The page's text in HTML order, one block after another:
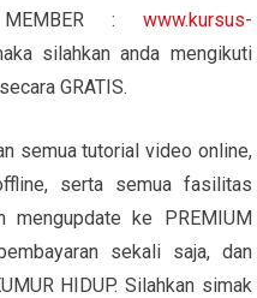
MEMBER : www.kursus-
silahkan anda mengikuti
GRATIS.
semua tutorial video online,
serta semua fasilitas
mengupdate ke PREMIUM
sekali saja, dan
HIDUP. Silahkan simak